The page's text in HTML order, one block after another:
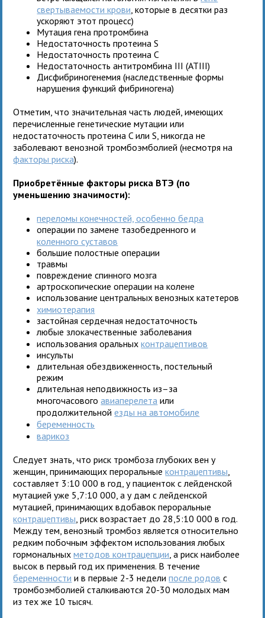
свертываемости крови , которые в десятки раз
ускоряют этот процесс)
Мутация гена протромбина
Недостаточность протеина S
Недостаточность протеина C
Недостаточность антитромбина III (ATIII)
Дисфибриногенемия (наследственные формы
нарушения функций фибриногена)
Отметим, что значительная часть людей, имеющих
перечисленные генетические мутации или
недостаточность протеина C или S, никогда не
заболевают венозной тромбоэмболией (несмотря на
факторы риска).
Приобретённые факторы риска ВТЭ (по
уменьшению значимости):
переломы конечностей, особенно бедра
операции по замене тазобедренного и
коленного суставов
большие полостные операции
травмы
повреждение спинного мозга
артроскопические операции на колене
использование центральных венозных катетеров
химиотерапия
застойная сердечная недостаточность
любые злокачественные заболевания
использования оральныхконтрацептивов
инсульты
длительная обездвиженность, постельный
режим
длительная неподвижность из–за
многочасовогоавиаперелета или
продолжительнойезды на автомобиле
беременность
варикоз
Следует знать, что риск тромбоза глубоких вен у
женщин, принимающих пероральныеконтрацептивы
составляет 3:10 000 в год, у пациенток с лейденской
мутацией уже 5,7:10 000, а у дам с лейденской
мутацией, принимающих вдобавок пероральные
контрацептивы , риск возрастает до 28,5:10 000 в год.
Между тем, венозный тромбоз является относительно
редким побочным эффектом использования любых
гормональныхметодов контрацепции , а риск наиболее
высок в первый год их применения. В течение
беременности и в первые 2-3 неделипосле родов с
тромбоэмболией сталкиваются 20-30 молодых мам
из тех же 10 тысяч.